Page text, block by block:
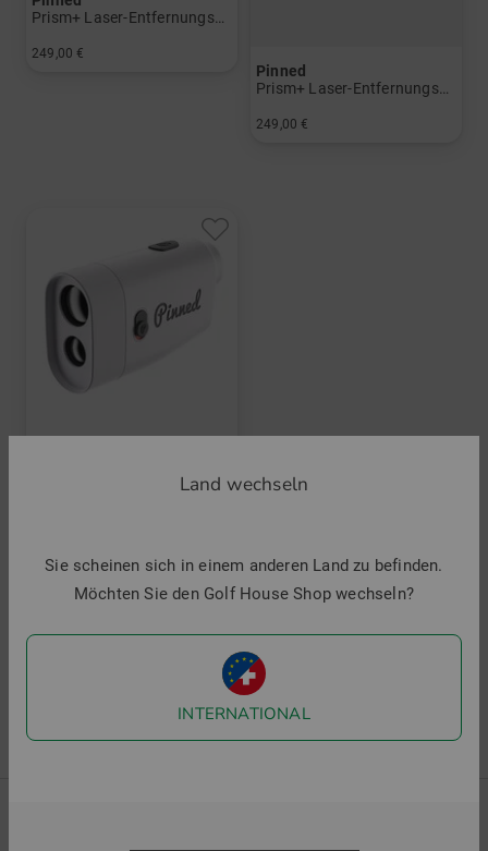
Prism+ Laser-Entfernungsmesser
249,00 €
Pinned
Prism+ Laser-Entfernungsmesser
249,00 €
5 Artikel gefunden
1 von 1
Land wechseln
Sie scheinen sich in einem anderen Land zu befinden.
Möchten Sie den Golf House Shop wechseln?
INTERNATIONAL